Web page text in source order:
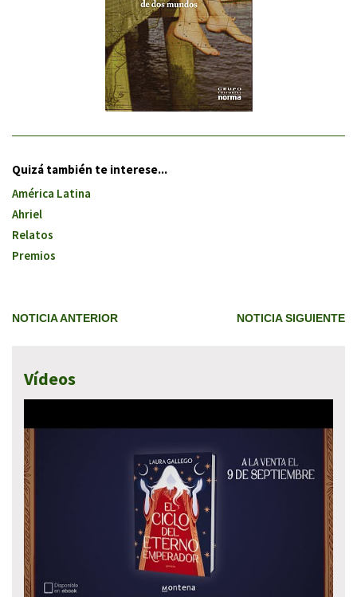
Quizá también te interese...
América Latina
Ahriel
Relatos
Premios
NOTICIA ANTERIOR NOTICIA SIGUIENTE
Vídeos